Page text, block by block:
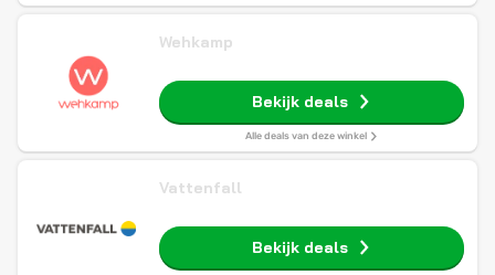
Wehkamp
Bekijk deals
Alle deals van deze winkel
Vattenfall
Bekijk deals